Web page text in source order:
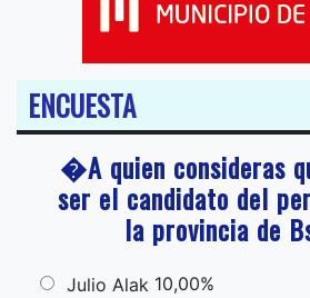
ENCUESTA
�A quien consideras
ser el candidato del
la provincia de
Julio Alak 10,00%